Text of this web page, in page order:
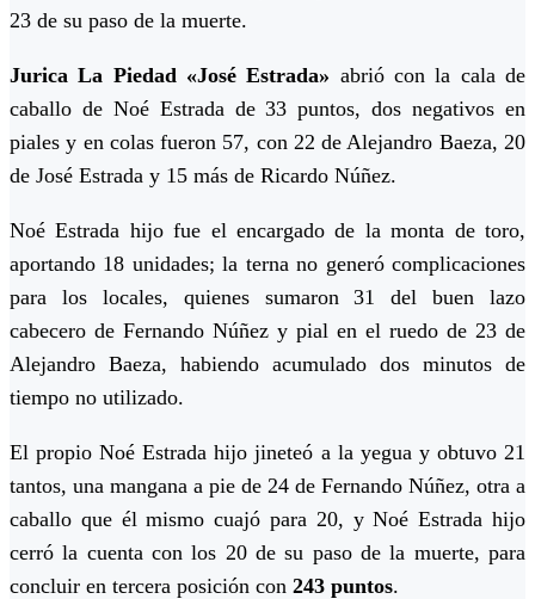
23 de su paso de la muerte.
Jurica La Piedad «José Estrada» abrió con la cala de
caballo de Noé Estrada de 33 puntos, dos negativos en
piales y en colas fueron 57, con 22 de Alejandro Baeza, 20
de José Estrada y 15 más de Ricardo Núñez.
Noé Estrada hijo fue el encargado de la monta de toro,
aportando 18 unidades; la terna no generó complicaciones
para los locales, quienes sumaron 31 del buen lazo
cabecero de Fernando Núñez y pial en el ruedo de 23 de
Alejandro Baeza, habiendo acumulado dos minutos de
tiempo no utilizado.
El propio Noé Estrada hijo jineteó a la yegua y obtuvo 21
tantos, una mangana a pie de 24 de Fernando Núñez, otra a
caballo que él mismo cuajó para 20, y Noé Estrada hijo
cerró la cuenta con los 20 de su paso de la muerte, para
concluir en tercera posición con 243 puntos.